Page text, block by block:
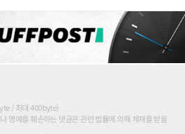
/ 최대 400byte)
명예를 훼손하는 댓글은 관련 법률에 의해 제재를 받을